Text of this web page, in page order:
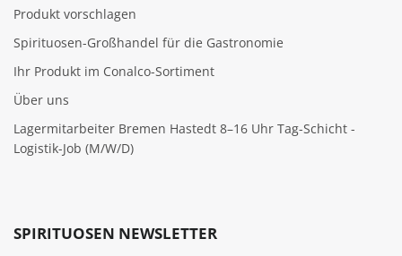
Produkt vorschlagen
Spirituosen-Großhandel für die Gastronomie
Ihr Produkt im Conalco-Sortiment
Über uns
Lagermitarbeiter Bremen Hastedt 8–16 Uhr Tag-Schicht -
Logistik-Job (M/W/D)
SPIRITUOSEN NEWSLETTER